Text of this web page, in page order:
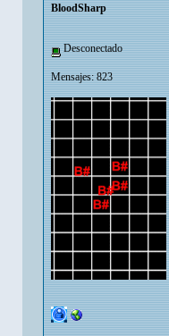
BloodSharp
Desconectado
Mensajes: 823